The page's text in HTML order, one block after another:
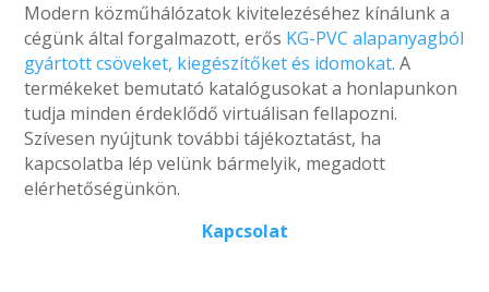
Modern közműhálózatok kivitelezéséhez kínálunk a
cégünk által forgalmazott, erős KG-PVC alapanyagból
gyártott csöveket, kiegészítőket és idomokat. A
termékeket bemutató katalógusokat a honlapunkon
tudja minden érdeklődő virtuálisan fellapozni.
Szívesen nyújtunk további tájékoztatást, ha
kapcsolatba lép velünk bármelyik, megadott
elérhetőségünkön.
Kapcsolat